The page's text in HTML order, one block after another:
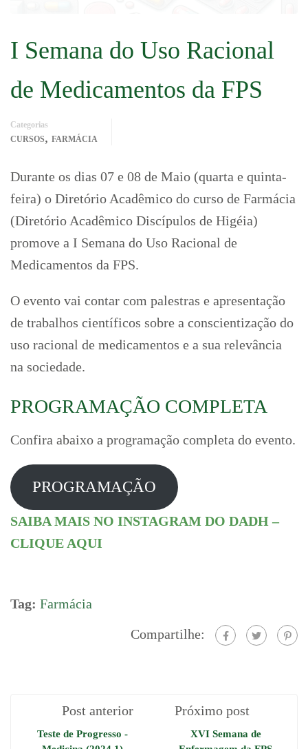
I Semana do Uso Racional
de Medicamentos da FPS
Categorias
CURSOS, FARMÁCIA
Durante os dias 07 e 08 de Maio (quarta e quinta-
feira) o Diretório Acadêmico do curso de Farmácia
(Diretório Acadêmico Discípulos de Higéia)
promove a I Semana do Uso Racional de
Medicamentos da FPS.
O evento vai contar com palestras e apresentação
de trabalhos científicos sobre a conscientização do
uso racional de medicamentos e a sua relevância
na sociedade.
PROGRAMAÇÃO COMPLETA
Confira abaixo a programação completa do evento.
PROGRAMAÇÃO
SAIBA MAIS NO INSTAGRAM DO DADH –
CLIQUE AQUI
Tag: Farmácia
Compartilhe:
Post anterior
Teste de Progresso -
Próximo post
XVI Semana de